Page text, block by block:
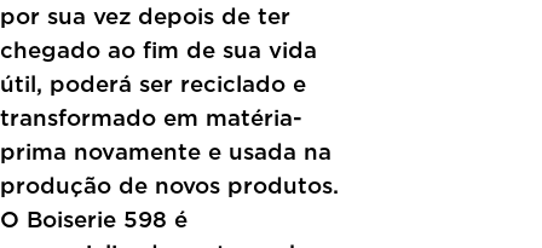
por sua vez depois de ter
chegado ao fim de sua vida
útil, poderá ser reciclado e
transformado em matéria-
prima novamente e usada na
produção de novos produtos.
O Boiserie 598 é